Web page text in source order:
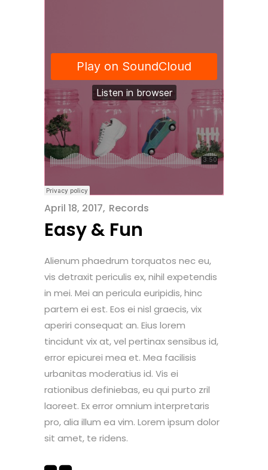
April 18, 2017 Records
Easy & Fun
Alienum phaedrum torquatos nec eu,
vis detraxit periculis ex, nihil expetendis
in mei. Mei an pericula euripidis, hinc
partem ei est. Eos ei nisl graecis, vix
aperiri consequat an. Eius lorem
tincidunt vix at, vel pertinax sensibus id,
error epicurei mea et. Mea facilisis
urbanitas moderatius id. Vis ei
rationibus definiebas, eu qui purto zril
laoreet. Ex error omnium interpretaris
pro, alia illum ea vim. Lorem ipsum dolor
sit amet, te ridens.